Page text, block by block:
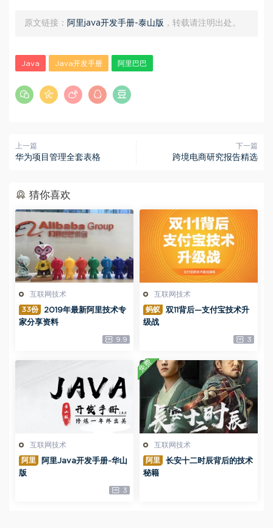
原文链接： 阿里java开发手册-泰山版 ，转载请注明出处。
Java Java开发手册 阿里巴巴
上一篇
华为项目管理全套表格
下一篇
跨境电商研究报告精选
猜你喜欢
互联网技术
33份
2019年最新阿里技术专
家分享资料
9.9
互联网技术
蚂蚁
双11背后—支付宝技术升
级战
3
互联网技术
阿里
阿里Java开发手册-华山
版
3
互联网技术
阿里
长安十二时辰背后的技术
秘籍
免费